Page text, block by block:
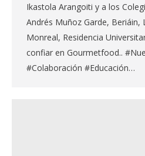
Ikastola Arangoiti y a los
Andrés Muñoz Garde, Beriáin,
Monreal, Residencia
confiar en Gourmetfood..
#Colaboración #Educación…